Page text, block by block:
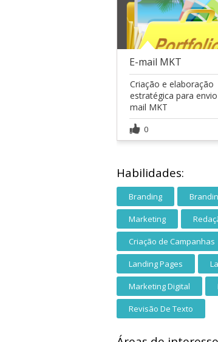
E-mail MKT
Criação e elaboração
estratégica para
mail MKT
0
Habilidades:
Branding
Marketing
Criação de Campanhas
Landing Pages
Marketing Digital
Revisão De Texto